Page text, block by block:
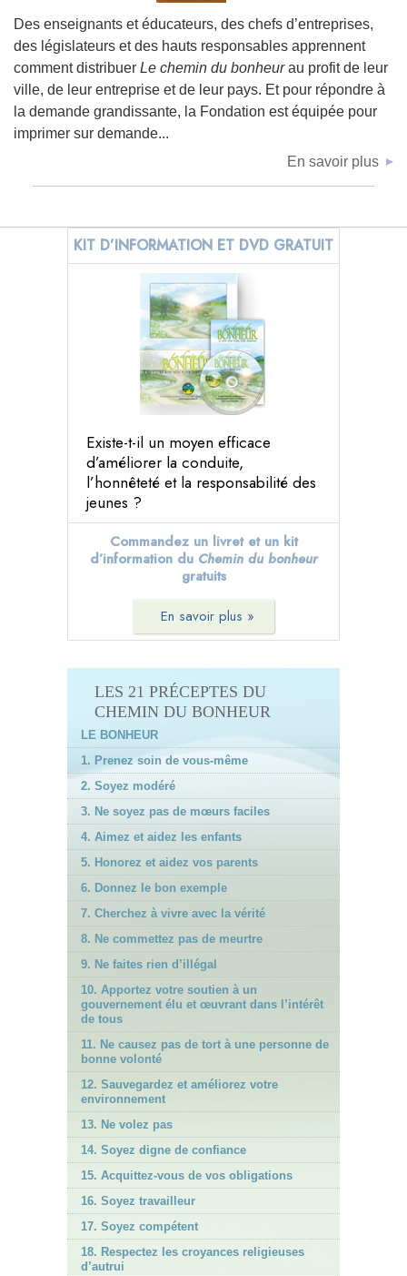
Des enseignants et éducateurs, des chefs d’entreprises,
des législateurs et des hauts responsables apprennent
comment distribuer Le chemin du bonheurau profit de leur
ville, de leur entreprise et de leur pays. Et pour répondre à
la demande grandissante, la Fondation est équipée pour
imprimer sur demande...
En savoir plus
KIT D’INFORMATION ET DVD GRATUIT
Existe-t-il un moyen efficace
d’améliorer la conduite,
l’honnêteté et la responsabilité des
jeunes ?
Commandez un livret et un kit
d’information du Chemin du bonheur
gratuits
En savoir plus »
LES 21 PRÉCEPTES DU
CHEMIN DU BONHEUR
LE BONHEUR
1. Prenez soin de vous-même
2. Soyez modéré
3. Ne soyez pas de mœurs faciles
4. Aimez et aidez les enfants
5. Honorez et aidez vos parents
6. Donnez le bon exemple
7. Cherchez à vivre avec la vérité
8. Ne commettez pas de meurtre
9. Ne faites rien d’illégal
10. Apportez votre soutien à un
gouvernement élu et œuvrant dans l’intérêt
de tous
11. Ne causez pas de tort à une personne de
bonne volonté
12. Sauvegardez et améliorez votre
environnement
13. Ne volez pas
14. Soyez digne de confiance
15. Acquittez-vous de vos obligations
16. Soyez travailleur
17. Soyez compétent
18. Respectez les croyances religieuses
d’autrui